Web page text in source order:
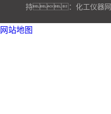
持： 化工仪器网
网站地图